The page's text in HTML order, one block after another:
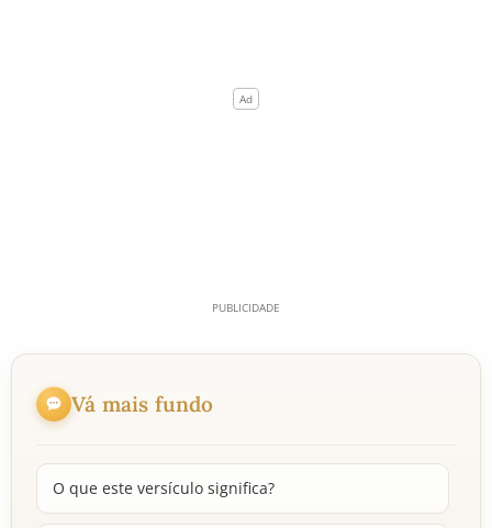
Vá mais fundo
O que este versículo significa?